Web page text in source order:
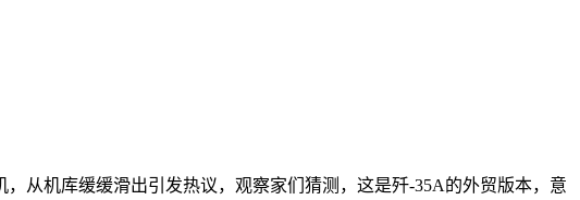
从机库缓缓滑出引发热议，观察家们猜测，这是歼-35A的外贸版本，意